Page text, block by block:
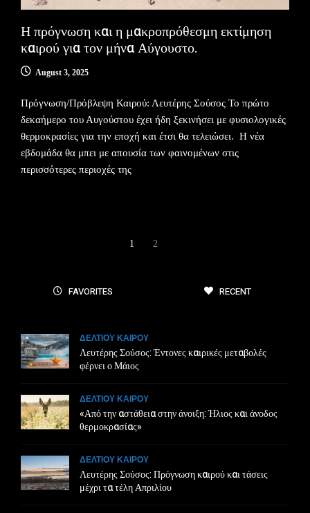
Η πρόγνωση και η μακροπρόθεσμη εκτίμηση
καιρού για τον μήνα Αύγουστο.
August 3, 2025
Πρόγνωση/Πρόβλεψη Καιρού: Λευτέρης Σούσος Το πρώτο
δεκαήμερο του Αυγούστου έχει ήδη ξεκινήσει με φυσιολογικές
θερμοκρασίες για την εποχή και έτσι θα τελειώσει. Η νέα
εβδομάδα θα μπει με απουσία των φαινομένων στις
περισσότερες περιοχές της
1 2
FAVORITES RECENT
ΔΕΛΤΙΟΥ ΚΑΙΡΟΥ
Λευτέρης Σούσος: Έντονες καιρικές μεταβολές
φέρνει ο Μάιος
ΔΕΛΤΙΟΥ ΚΑΙΡΟΥ
«Από την αστάθεια στην άνοιξη: Ήλιος και άνοδος
θερμοκρασίας»
ΔΕΛΤΙΟΥ ΚΑΙΡΟΥ
Λευτέρης Σούσος: Πρόγνωση καιρού και τάσεις
μέχρι τα τέλη Απριλίου